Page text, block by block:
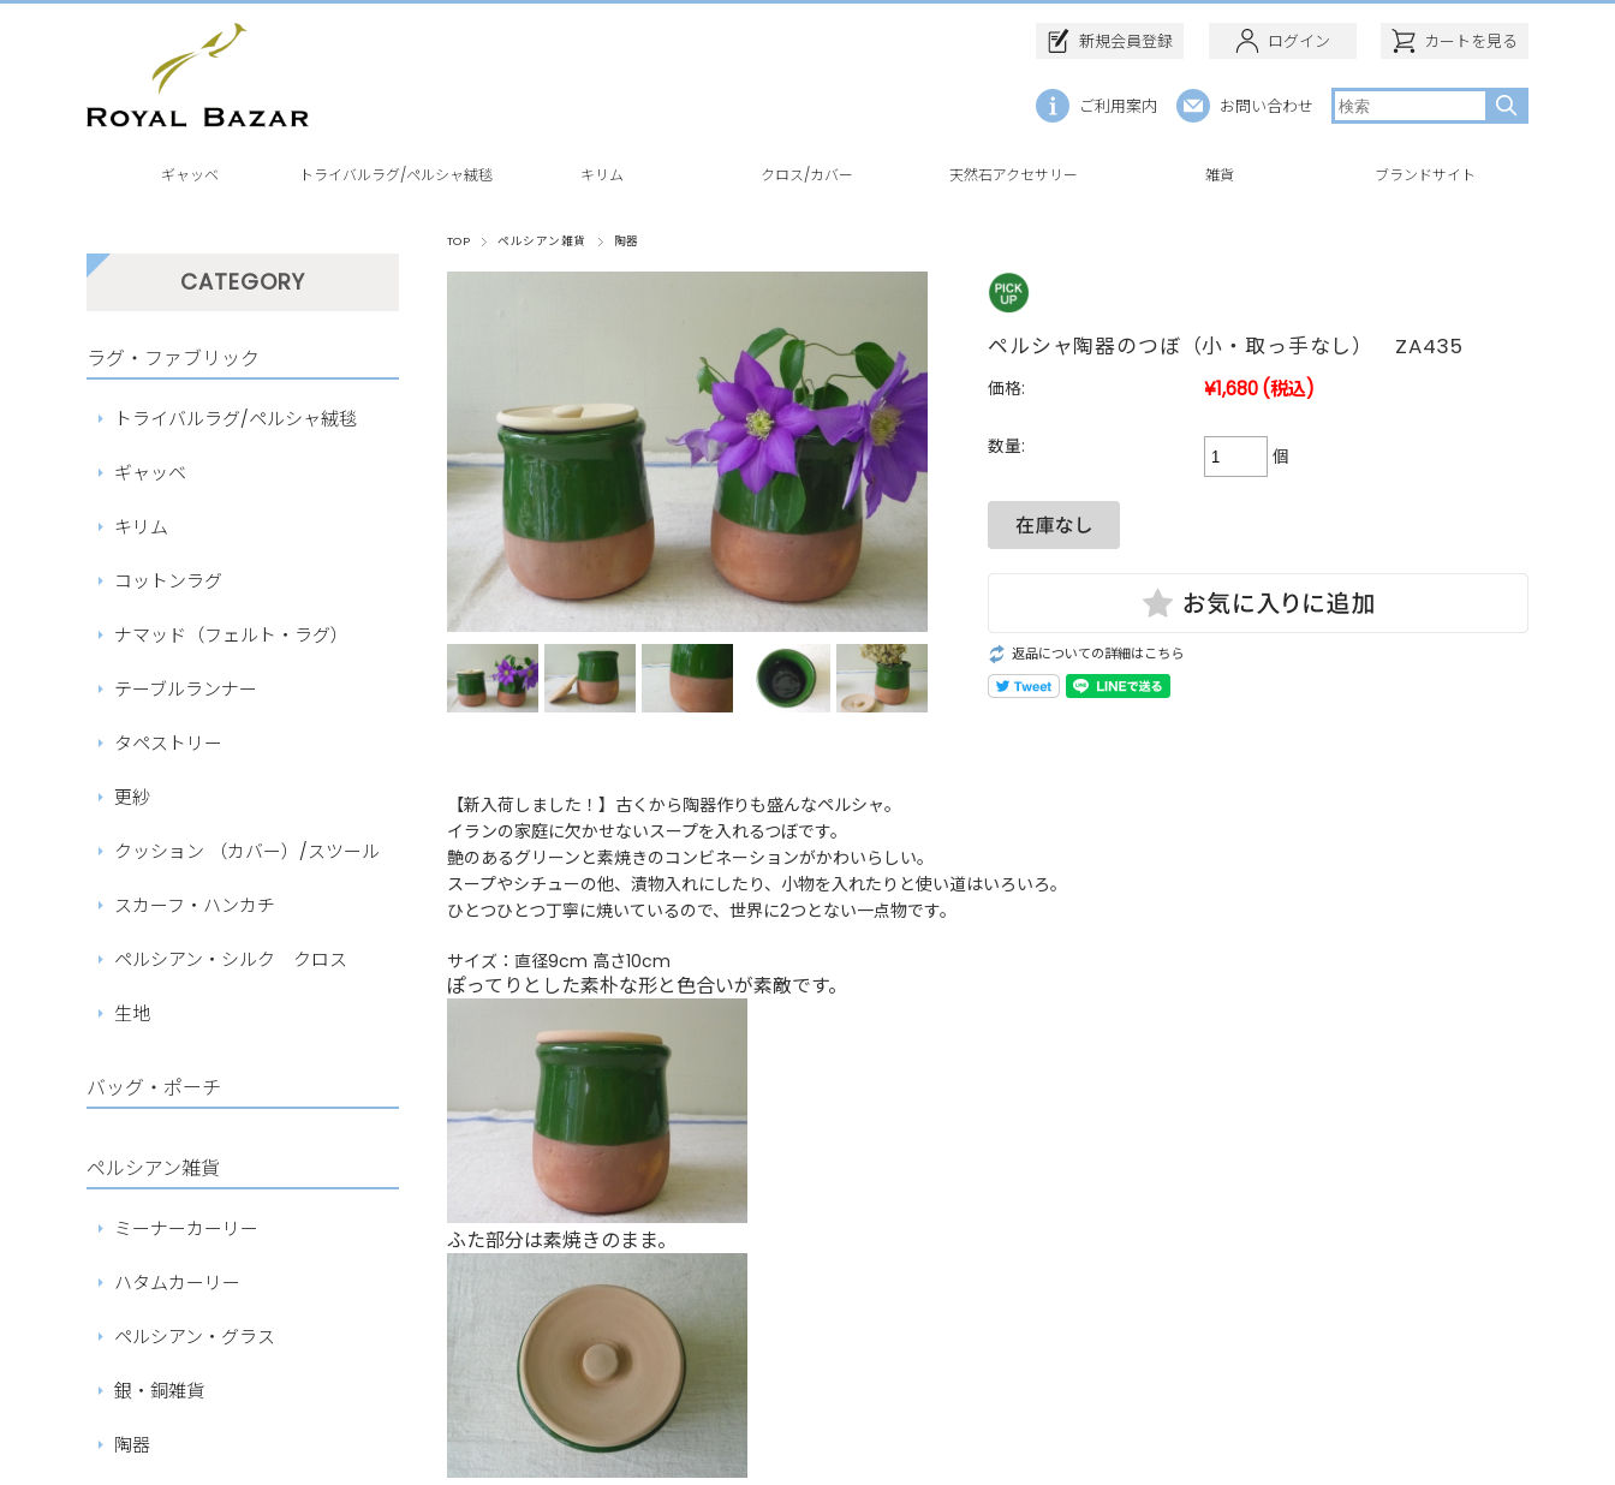
新規会員登録 ログイン カートを見る
ご利用案内 お問い合わせ
ギャッベ トライバルラグ/ペルシャ絨毯 キリム クロス/カバー 天然石アクセサリー 雑貨 ブランドサイト
TOP ペルシアン雑貨 陶器
ペルシャ陶器のつぼ（小・取っ手なし） ZA435
価格: ¥1,680(税込)
数量: 個
返品についての詳細はこちら
【新入荷しました！】古くから陶器作りも盛んなペルシャ。
イランの家庭に欠かせないスープを入れるつぼです。
艶のあるグリーンと素焼きのコンビネーションがかわいらしい。
スープやシチューの他、漬物入れにしたり、小物を入れたりと使い道はいろいろ。
ひとつひとつ丁寧に焼いているので、世界に2つとない一点物です。
サイズ：直径9cm 高さ10cm
ぽってりとした素朴な形と色合いが素敵です。
ふた部分は素焼きのまま。
CATEGORY
ラグ・ファブリック
トライバルラグ/ペルシャ絨毯
ギャッベ
キリム
コットンラグ
ナマッド（フェルト・ラグ）
テーブルランナー
タペストリー
更紗
クッション （カバー）/スツール
スカーフ・ハンカチ
ペルシアン・シルク クロス
生地
バッグ・ポーチ
ペルシアン雑貨
ミーナーカーリー
ハタムカーリー
ペルシアン・グラス
銀・銅雑貨
陶器